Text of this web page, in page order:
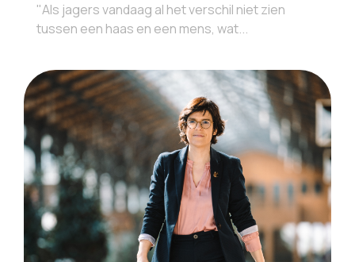
"Als jagers vandaag al het verschil niet zien
tussen een haas en een mens, wat...